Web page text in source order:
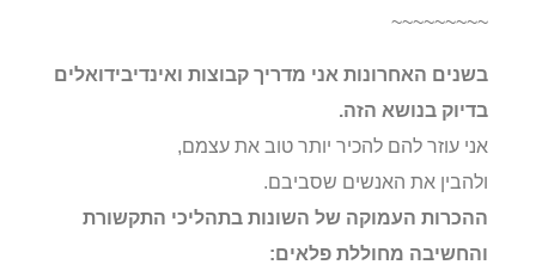
~~~~~~~~~
בשנים האחרונות אני מדריך קבוצות ואינדיבידואלים
בדיוק בנושא הזה.
אני עוזר להם להכיר יותר טוב את עצמם,
ולהבין את האנשים שסביבם.
ההכרות העמוקה של השונות בתהליכי התקשורת
והחשיבה מחוללת פלאים: